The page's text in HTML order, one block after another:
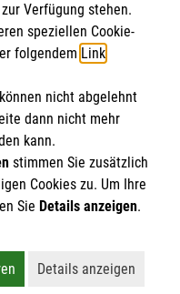
Caritas eG
2140 13
eingetragene
Verfügung stehen.
speziellen Cookie-
folgendem Link.
nicht abgelehnt
dann nicht mehr
kann.
stimmen Sie zusätzlich
Cookies zu. Um Ihre
Sie Details anzeigen.
Cookies ab
alle Cookies
Details anzeigen